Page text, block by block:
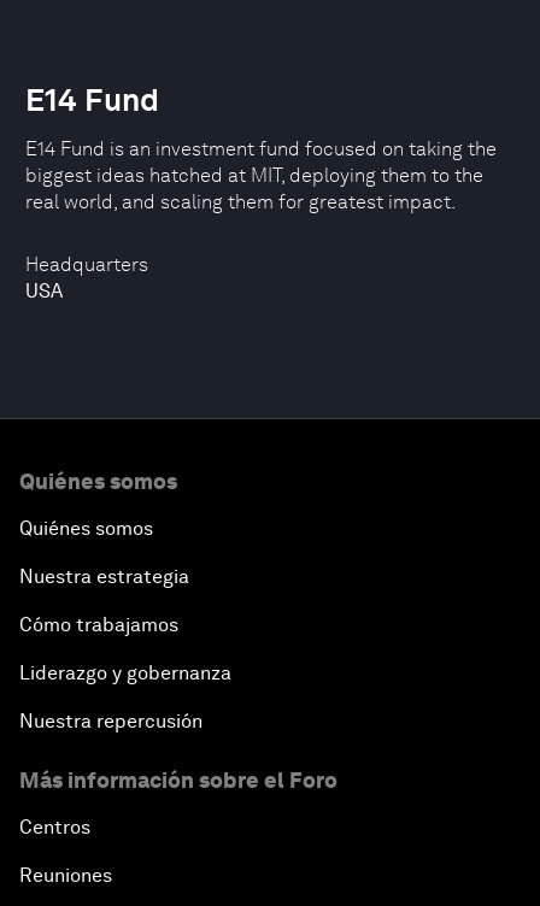
Headquarters
USA
E14 Fund
E14 Fund is an investment fund focused on taking the
biggest ideas hatched at MIT, deploying them to the
real world, and scaling them for greatest impact.
Quiénes somos
Quiénes somos
Nuestra estrategia
Cómo trabajamos
Liderazgo y gobernanza
Nuestra repercusión
Más información sobre el Foro
Centros
Reuniones